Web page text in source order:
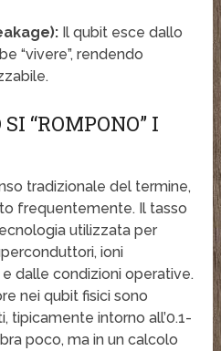
Il qubit esce dallo
“vivere”, rendendo
“ROMPONO” I
tradizionale del termine,
frequentemente. Il tasso
utilizzata per
ioni
dalle condizioni operative.
nei qubit fisici sono
tipicamente intorno all’0.1-
poco, ma in un calcolo